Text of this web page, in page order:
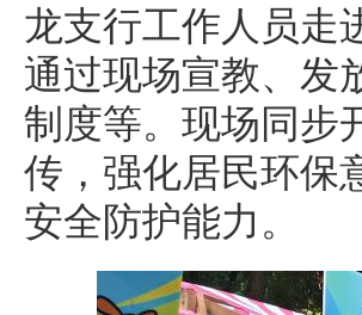
龙支行工作人员走
通过现场宣教、发
制度等。现场同步
传，强化居民环保
安全防护能力。